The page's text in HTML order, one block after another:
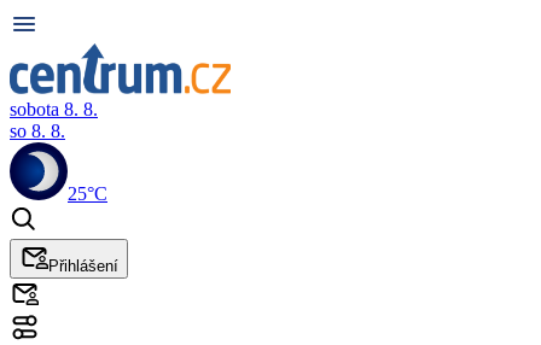
sobota 8. 8.
so 8. 8.
25°C
Přihlášení